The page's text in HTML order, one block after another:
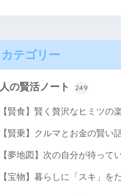
カテゴリー
の賢活ノート 249
【賢食】賢く贅沢なヒミツの
【賢乗】クルマとお金の賢い
【夢地図】次の自分が待って
【宝物】暮らしに「スキ」を